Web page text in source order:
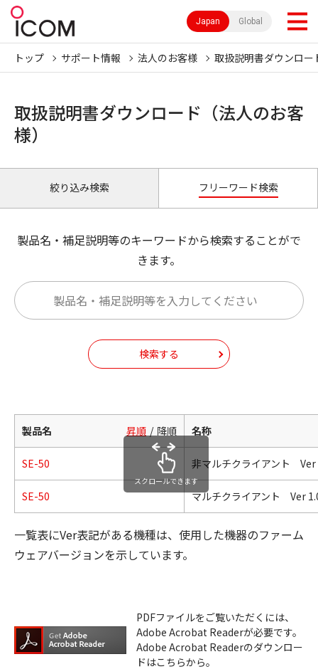
Japan Global
トップ サポート情報 法人のお客様 取扱説明書ダウンロー
取扱説明書ダウンロード（法人のお客
様）
絞り込み検索 フリーワード検索
製品名・補足説明等のキーワードから検索することがで
きます。
検索する
製品名 昇順 降順 名称
SE-50 非マルチクライアント Ver
SE-50 マルチクライアント Ver
スクロールできます
一覧表にVer表記がある機種は、使用した機器のファーム
ウェアバージョンを示しています。
PDFファイルをご覧いただくには、
Adobe Acrobat Readerが必要です。
Adobe Acrobat Readerのダウンロー
ドはこちらから。